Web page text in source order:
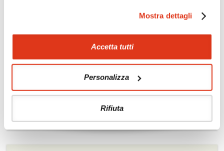
Mostra dettagli
Accetta tutti
Personalizza
Rifiuta
Mostraci le tue foto su Facebook
Condividi con gli altri viaggiatori le tue esperienze e scambia
consigli e suggerimenti sulle tue località preferite.
Visita la nostra pagina Facebook